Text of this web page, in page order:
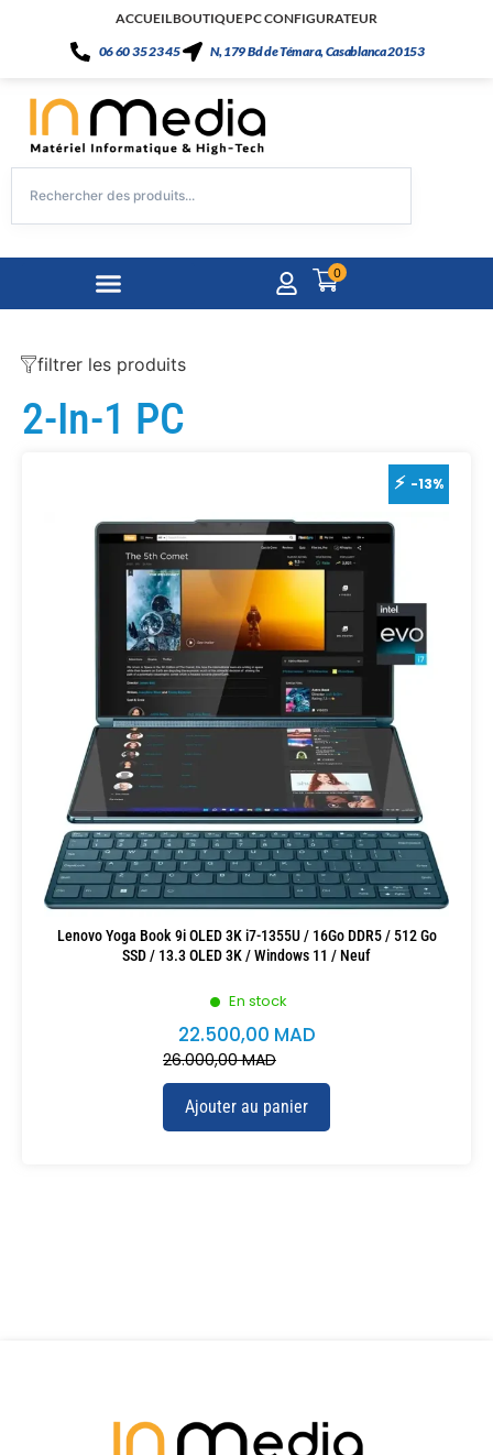
ACCUEILBOUTIQUEPC CONFIGURATEUR
06 60 35 23 45
N, 179 Bd de Témara, Casablanca 20153
0
filtrer les produits
2-In-1 PC
-13%
En stock
Lenovo Yoga Book 9i OLED 3K i7-1355U / 16Go DDR5 / 512 Go
SSD / 13.3 OLED 3K / Windows 11 / Neuf
26.000,00MAD
22.500,00 MAD
Ajouter au panier